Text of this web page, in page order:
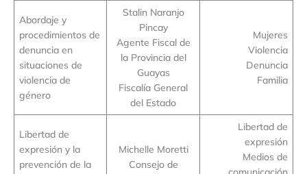
Abordaje y
procedimientos de
denuncia en
situaciones de
violencia de
género
Stalin Naranjo
Pincay
Agente Fiscal de
la Provincia del
Guayas
Fiscalía General
del Estado
Mujeres
Violencia
Denuncia
Familia
Libertad de
expresión y la
prevención de la
Michelle Moretti
Consejo de
Libertad de
expresión
Medios de